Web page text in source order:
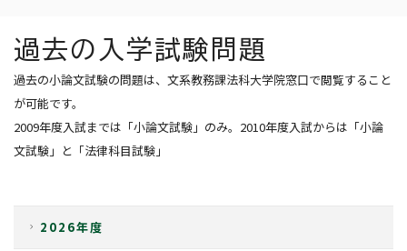
総合メニュー
受験生の方まとめ
大学へ進学の方
法学部
大学院総合法政専攻入試情報
各種取り組み
学生の国際交流
法整備支援プロジェクト
G30国際社会科学プログラム
過去の入学試験問題
過去の小論文試験の問題は、文系教務課法科大学院窓口で閲覧すること
が可能です。
2009年度入試までは「小論文試験」のみ。2010年度入試からは「小論
文試験」と「法律科目試験」
2026年度